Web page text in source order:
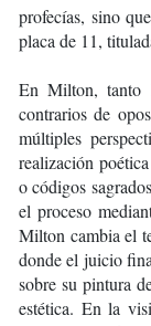
profecías, sino
placa de 11,
En Milton, tanto
contrarios de
múltiples
realización
o códigos
el proceso
Milton cambia el
donde el juicio
sobre su pintura
estética. En la